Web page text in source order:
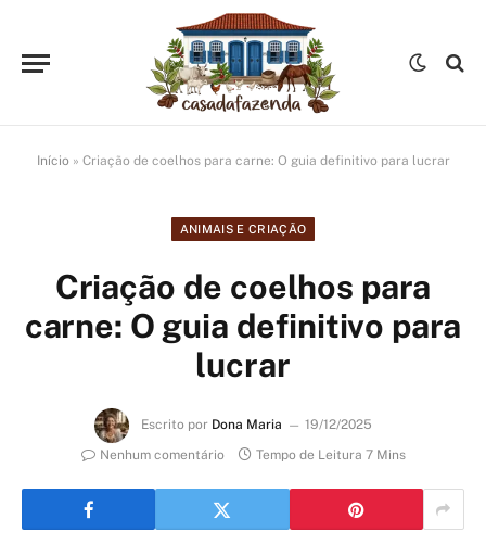
Início » Criação de coelhos para carne: O guia definitivo para lucrar
ANIMAIS E CRIAÇÃO
Criação de coelhos para
carne: O guia definitivo para
lucrar
Escrito por Dona Maria
19/12/2025
Nenhum comentário
Tempo de Leitura 7 Mins